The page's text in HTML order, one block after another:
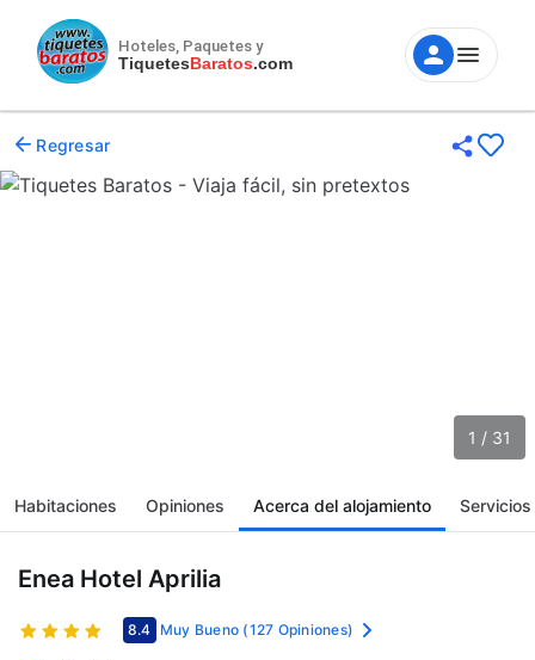
Hoteles, Paquetes y
TiquetesBaratos.com
Regresar
1 / 31
Habitaciones Opiniones Acerca del alojamiento Servicios
Enea Hotel Aprilia
8.4 Muy Bueno (127 Opiniones)